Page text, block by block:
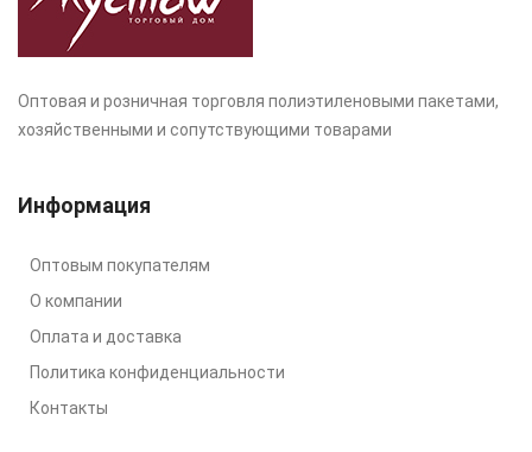
Оптовая и розничная торговля полиэтиленовыми пакетами,
хозяйственными и сопутствующими товарами
Информация
Оптовым покупателям
О компании
Оплата и доставка
Политика конфиденциальности
Контакты